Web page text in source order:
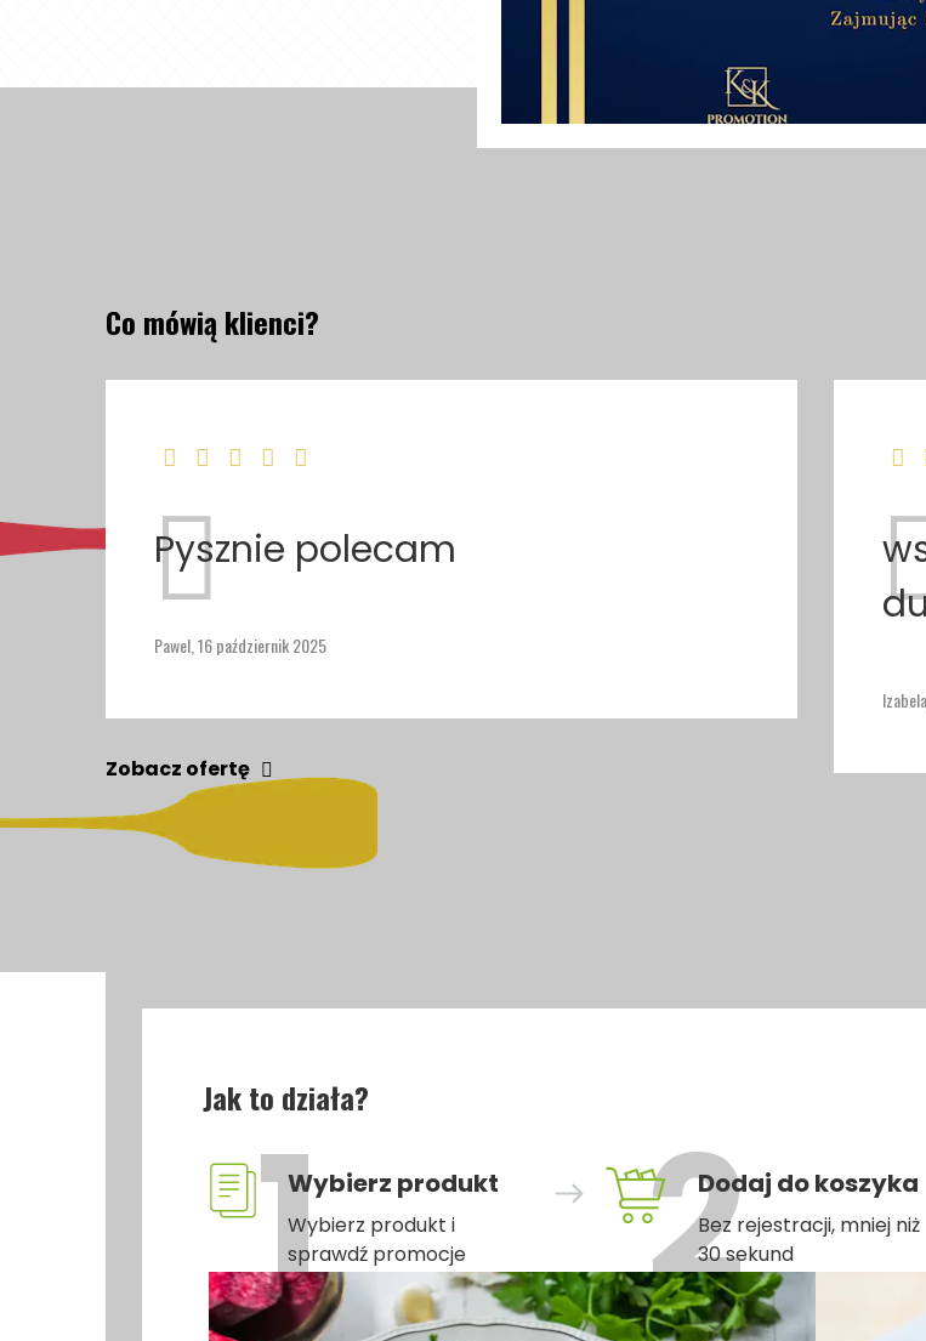
Co mówią klienci?
Pysznie polecam
Pawel, 16 październik 2025
Zobacz ofertę
Izabela,
Jak to działa?
Wybierz produkt
Wybierz produkt i
sprawdź promocje
Dodaj do koszyka
Bez rejestracji, mniej niż
30 sekund